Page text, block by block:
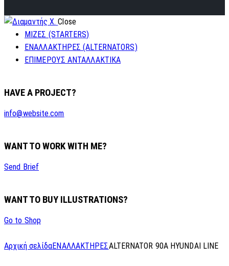
Close
ΜΙΖΕΣ (STARTERS)
ΕΝΑΛΛΑΚΤΗΡΕΣ (ALTERNATORS)
ΕΠΙΜΕΡΟΥΣ ΑΝΤΑΛΛΑΚΤΙΚΑ
HAVE A PROJECT?
info@website.com
WANT TO WORK WITH ME?
Send Brief
WANT TO BUY ILLUSTRATIONS?
Go to Shop
Αρχική σελίδαΕΝΑΛΛΑΚΤΗΡΕΣALTERNATOR 90A HYUNDAI LINE